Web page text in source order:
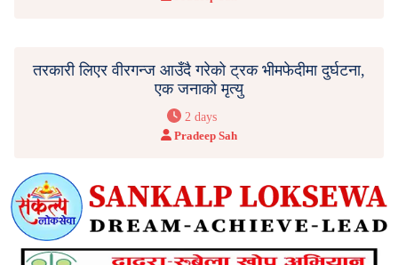
तरकारी लिएर वीरगन्ज आउँदै गरेको ट्रक भीमफेदीमा दुर्घटना,
एक जनाको मृत्यु
2 days
Pradeep Sah